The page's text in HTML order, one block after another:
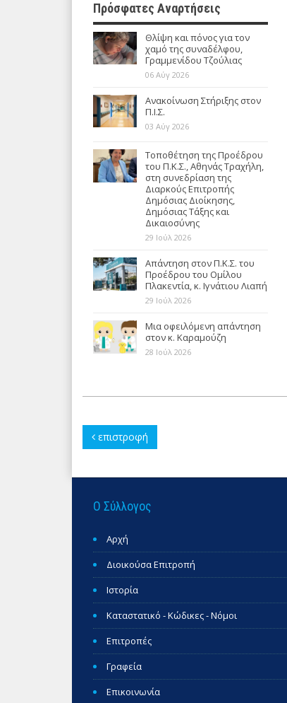
Πρόσφατες Αναρτήσεις
Θλίψη και πόνος για τον
χαμό της συναδέλφου,
Γραμμενίδου Τζούλιας
06 Αύγ 2026
Ανακοίνωση Στήριξης στον
Π.Ι.Σ.
03 Αύγ 2026
Τοποθέτηση της Προέδρου
του Π.Κ.Σ., Αθηνάς Τραχήλη,
στη συνεδρίαση της
Διαρκούς Επιτροπής
Δημόσιας Διοίκησης,
Δημόσιας Τάξης και
Δικαιοσύνης
29 Ιούλ 2026
Απάντηση στον Π.Κ.Σ. του
Προέδρου του Ομίλου
Πλακεντία, κ. Ιγνάτιου Λιαπή
29 Ιούλ 2026
Μια οφειλόμενη απάντηση
στον κ. Καραμούζη
28 Ιούλ 2026
επιστροφή
Ο Σύλλογος
Αρχή
Διοικούσα Επιτροπή
Ιστορία
Καταστατικό - Κώδικες - Νόμοι
Επιτροπές
Γραφεία
Επικοινωνία